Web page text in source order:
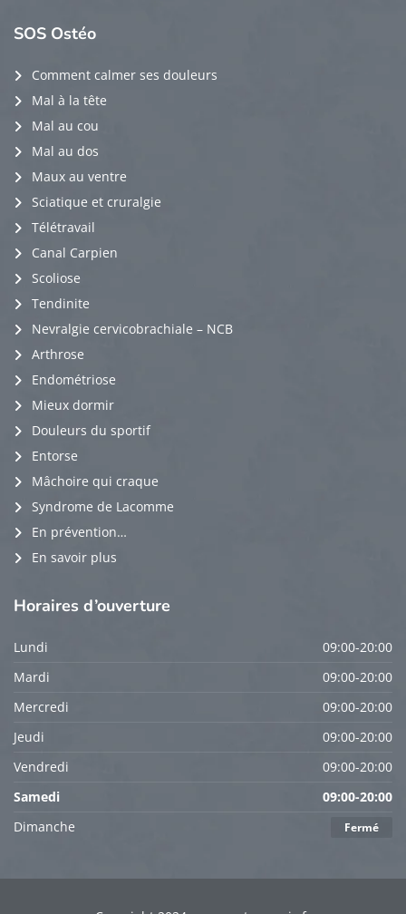
SOS Ostéo
Comment calmer ses douleurs
Mal à la tête
Mal au cou
Mal au dos
Maux au ventre
Sciatique et cruralgie
Télétravail
Canal Carpien
Scoliose
Tendinite
Nevralgie cervicobrachiale – NCB
Arthrose
Endométriose
Mieux dormir
Douleurs du sportif
Entorse
Mâchoire qui craque
Syndrome de Lacomme
En prévention…
En savoir plus
Horaires d’ouverture
Lundi
09:00-20:00
Mardi
09:00-20:00
Mercredi
09:00-20:00
Jeudi
09:00-20:00
Vendredi
09:00-20:00
Samedi
09:00-20:00
Dimanche
Fermé